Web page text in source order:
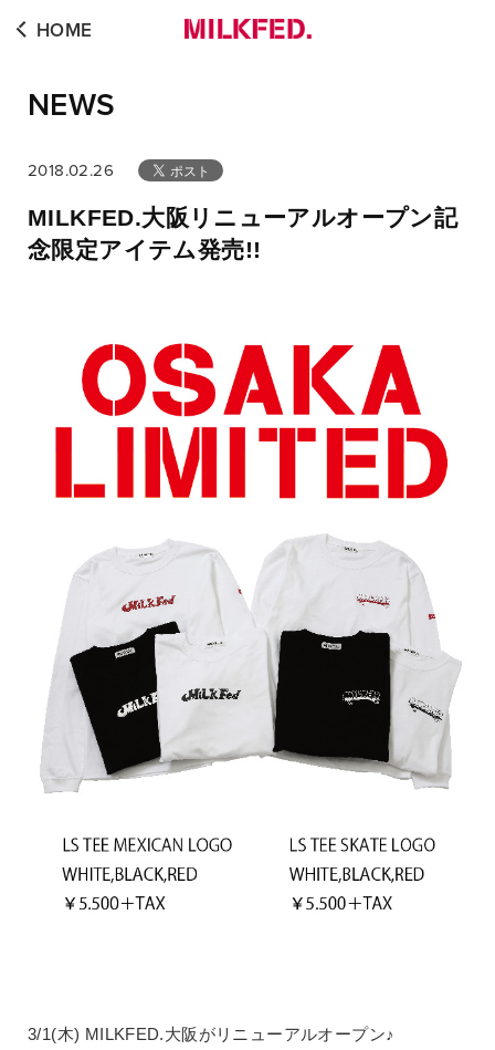
NEWS
HOME
2018.02.26
MILKFED.大阪リニューアルオープン記
念限定アイテム発売!!
3/1(木) MILKFED.大阪がリニューアルオープン♪